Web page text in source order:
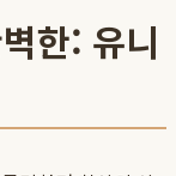
한: 유니